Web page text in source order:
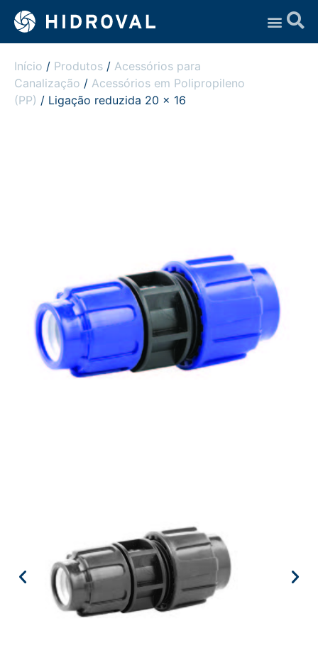
Início / Produtos / Acessórios para
Canalização / Acessórios em Polipropileno
(PP) / Ligação reduzida 20 x 16